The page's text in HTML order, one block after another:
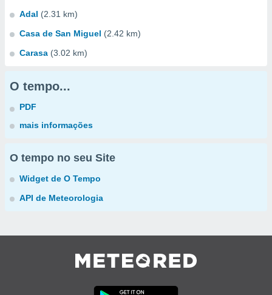
Adal (2.31 km)
Casa de San Miguel (2.42 km)
Carasa (3.02 km)
O tempo...
PDF
mais informações
O tempo no seu Site
Widget de O Tempo
API de Meteorologia